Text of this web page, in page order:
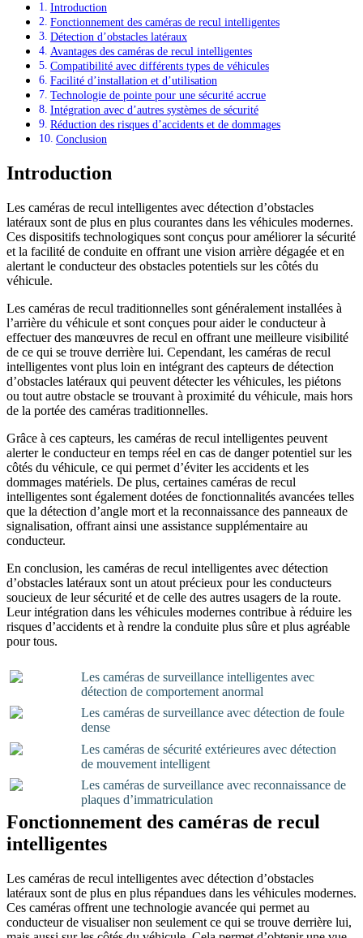
Introduction
Fonctionnement des caméras de recul intelligentes
Détection d’obstacles latéraux
Avantages des caméras de recul intelligentes
Compatibilité avec différents types de véhicules
Facilité d’installation et d’utilisation
Technologie de pointe pour une sécurité accrue
Intégration avec d’autres systèmes de sécurité
Réduction des risques d’accidents et de dommages
Conclusion
Introduction
Les caméras de recul intelligentes avec détection d’obstacles
latéraux sont de plus en plus courantes dans les véhicules modernes.
Ces dispositifs technologiques sont conçus pour améliorer la sécurité
et la facilité de conduite en offrant une vision arrière dégagée et en
alertant le conducteur des obstacles potentiels sur les côtés du
véhicule.
Les caméras de recul traditionnelles sont généralement installées à
l’arrière du véhicule et sont conçues pour aider le conducteur à
effectuer des manœuvres de recul en offrant une meilleure visibilité
de ce qui se trouve derrière lui. Cependant, les caméras de recul
intelligentes vont plus loin en intégrant des capteurs de détection
d’obstacles latéraux qui peuvent détecter les véhicules, les piétons
ou tout autre obstacle se trouvant à proximité du véhicule, mais hors
de la portée des caméras traditionnelles.
Grâce à ces capteurs, les caméras de recul intelligentes peuvent
alerter le conducteur en temps réel en cas de danger potentiel sur les
côtés du véhicule, ce qui permet d’éviter les accidents et les
dommages matériels. De plus, certaines caméras de recul
intelligentes sont également dotées de fonctionnalités avancées telles
que la détection d’angle mort et la reconnaissance des panneaux de
signalisation, offrant ainsi une assistance supplémentaire au
conducteur.
En conclusion, les caméras de recul intelligentes avec détection
d’obstacles latéraux sont un atout précieux pour les conducteurs
soucieux de leur sécurité et de celle des autres usagers de la route.
Leur intégration dans les véhicules modernes contribue à réduire les
risques d’accidents et à rendre la conduite plus sûre et plus agréable
pour tous.
Les caméras de surveillance intelligentes avec
détection de comportement anormal
Les caméras de surveillance avec détection de foule
dense
Les caméras de sécurité extérieures avec détection
de mouvement intelligent
Les caméras de surveillance avec reconnaissance de
plaques d’immatriculation
Fonctionnement des caméras de recul
intelligentes
Les caméras de recul intelligentes avec détection d’obstacles
latéraux sont de plus en plus répandues dans les véhicules modernes.
Ces caméras offrent une technologie avancée qui permet au
conducteur de visualiser non seulement ce qui se trouve derrière lui,